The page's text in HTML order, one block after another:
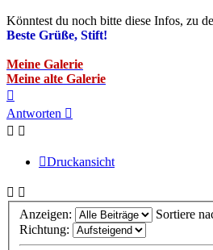
Könntest du noch bitte diese Infos, zu
Beste Grüße, Stift!
Meine Galerie
Meine alte Galerie
oben
Antworten
Druckansicht
Anzeigen:
Sortiere
Richtung: